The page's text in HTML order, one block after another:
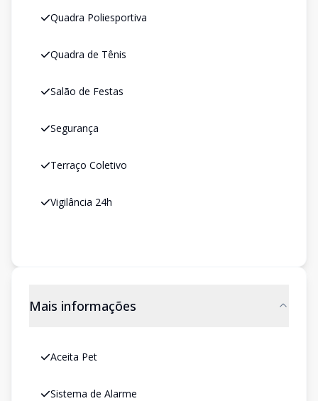
Quadra Poliesportiva
Quadra de Tênis
Salão de Festas
Segurança
Terraço Coletivo
Vigilância 24h
Mais informações
Aceita Pet
Sistema de Alarme